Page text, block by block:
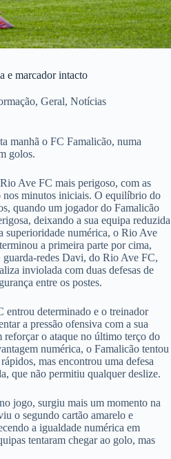
e marcador intacto
, Geral, Notícias
manhã o FC Famalicão, numa
golos.
Ave FC mais perigoso, com as
nos minutos iniciais. O equilíbrio do
quando um jogador do Famalicão
deixando a sua equipa reduzida
superioridade numérica, o Rio Ave
a primeira parte por cima,
redes Davi, do Rio Ave FC,
inviolada com duas defesas de
entre os postes.
entrou determinado e o treinador
a pressão ofensiva com a sua
reforçar o ataque no último terço do
numérica, o Famalicão tentou
mas encontrou uma defesa
que não permitiu qualquer deslize.
jogo, surgiu mais um momento na
o segundo cartão amarelo e
a igualdade numérica em
tentaram chegar ao golo, mas